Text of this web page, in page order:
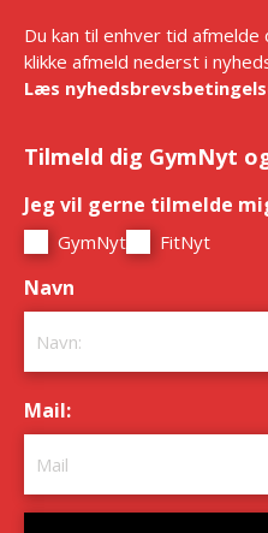
Du kan til enhver tid
klikke afmeld nederst i
Læs
Tilmeld dig GymNyt
Jeg vil gerne tilmelde
GymNyt FitNyt
Navn
Mail: